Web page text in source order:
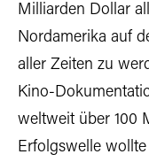
Milliarden Dollar
Nordamerika auf
aller Zeiten zu
Kino-
weltweit über 100
Erfolgswelle